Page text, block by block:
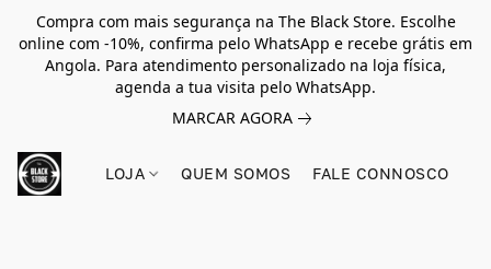
Compra com mais segurança na The Black Store. Escolhe
online com -10%, confirma pelo WhatsApp e recebe grátis em
Angola. Para atendimento personalizado na loja física,
agenda a tua visita pelo WhatsApp.
MARCAR AGORA
LOJA QUEM SOMOS FALE CONNOSCO